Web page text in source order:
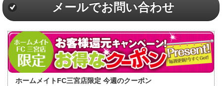
メールでお問い合わせ
ホームメイトFC三宮店限定 今週のクーポン